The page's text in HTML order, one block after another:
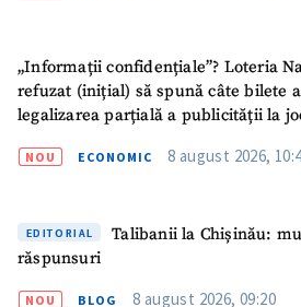
„Informații confidențiale”? Loteria
refuzat (inițial) să spună câte bilete
legalizarea parțială a publicității la
NOU ECONOMIC 8 august 2026,
EDITORIAL
Talibanii la Chișinău:
răspunsuri
NOU BLOG 8 august 2026, 09:20